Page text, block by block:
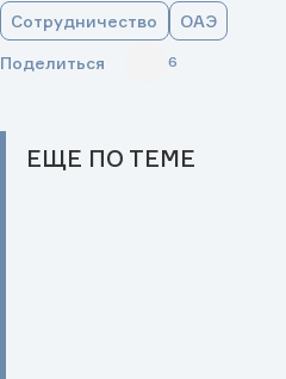
Сотрудничество ОАЭ
Поделиться 6
ЕЩЕ ПО ТЕМЕ